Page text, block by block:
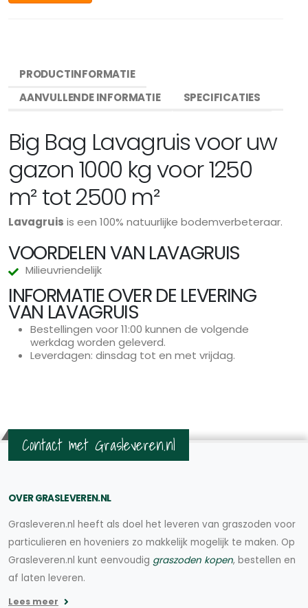
PRODUCTINFORMATIE
AANVULLENDE INFORMATIE
SPECIFICATIES
Big Bag Lavagruis voor uw
gazon 1000 kg voor 1250
m² tot 2500 m²
Lavagruis is een 100% natuurlijke bodemverbeteraar.
VOORDELEN VAN LAVAGRUIS
Milieuvriendelijk
INFORMATIE OVER DE LEVERING
VAN LAVAGRUIS
Bestellingen voor 11:00 kunnen de volgende
werkdag worden geleverd.
Leverdagen: dinsdag tot en met vrijdag.
Contact met Grasleveren.nl
OVER GRASLEVEREN.NL
Grasleveren.nl heeft als doel het leveren van graszoden voor
particulieren en hoveniers zo makkelijk mogelijk te maken. Op
Grasleveren.nl kunt eenvoudig graszoden kopen, bestellen en
af laten leveren.
Lees meer